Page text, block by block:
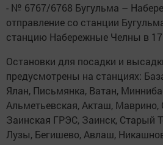
- № 6767/6768 Бугульма –
отправление со станции
станцию Набережные Челны в
Остановки для посадки и
предусмотрены на станциях:
Ялан, Письмянка, Ватан,
Альметьевская, Акташ, Маврино,
Заинская ГРЭС, Заинск, Старый
Лузы, Бегишево, Авлаш,